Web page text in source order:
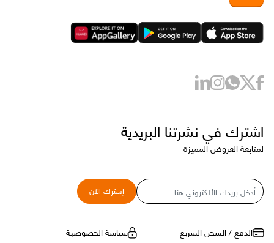
اشترك في نشرتنا البريدية
لمتابعة العروض المميزة
البريد
الإلكتروني
إشترك الآن
الدفع / الشحن السريع سياسة الخصوصية